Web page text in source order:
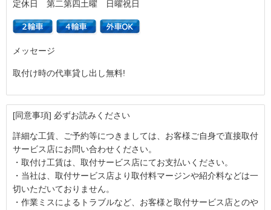
定休日 第二第四土曜 日曜祝日
メッセージ
取付け時の代車貸し出し無料!
[同意事項] 必ずお読みください
詳細な工賃、ご予約等につきましては、お客様ご自身で直接取付
サービス店にお問い合わせください。
・取付け工賃は、取付サービス店にてお支払いください。
・当社は、取付サービス店より取付料マージンや紹介料などは一
切いただいておりません。
・作業ミスによるトラブルなど、お客様と取付サービス店とのや